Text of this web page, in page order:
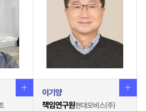
이기양
책임연구원현대모비스(주)